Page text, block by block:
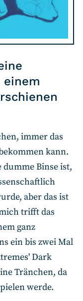
einem
immer das
kann.
Binse ist,
aber das ist
trifft das
ganz
ein bis zwei Mal
Dark
Tränchen, da
werde.